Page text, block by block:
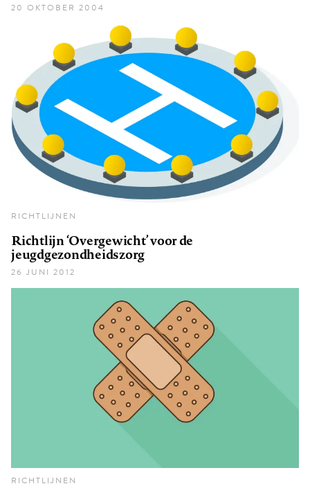
20 OKTOBER 2004
RICHTLIJNEN
Richtlijn ‘Overgewicht’ voor de
jeugdgezondheidszorg
26 JUNI 2012
RICHTLIJNEN